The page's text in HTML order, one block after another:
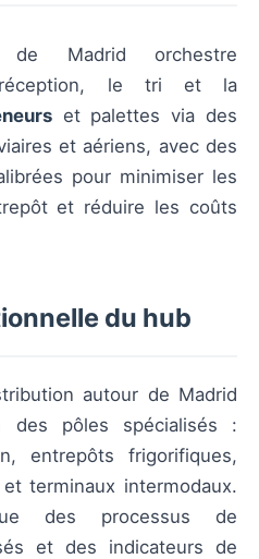
Madrid orchestre
réception, le tri et la
et palettes via des
et aériens, avec des
pour minimiser les
et réduire les coûts
du hub
autour de Madrid
des pôles spécialisés :
entrepôts frigorifiques,
terminaux intermodaux.
des processus de
et des indicateurs de